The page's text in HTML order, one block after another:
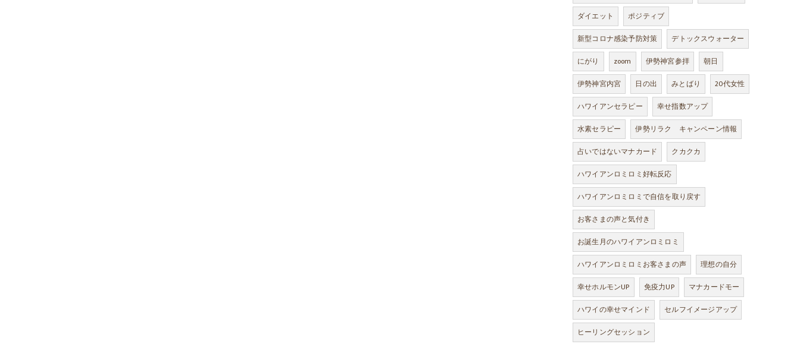
ダイエット
ポジティブ
新型コロナ感染予防対策
デトックスウォーター
にがり
zoom 伊勢神宮参拝
朝日
伊勢神宮内宮
日の出 みとばり
20代女性
ハワイアンセラピー
幸せ指数アップ
水素セラピー
伊勢リラク キャンペーン情報
占いではないマナカード
クカクカ
ハワイアンロミロミ好転反応
ハワイアンロミロミで自信を取り戻す
お客さまの声と気付き
お誕生月のハワイアンロミロミ
ハワイアンロミロミお客さまの声
理想の自分
幸せホルモンUP
免疫力UP
マナカードモー
ハワイの幸せマインド
セルフイメージアップ
ヒーリングセッション